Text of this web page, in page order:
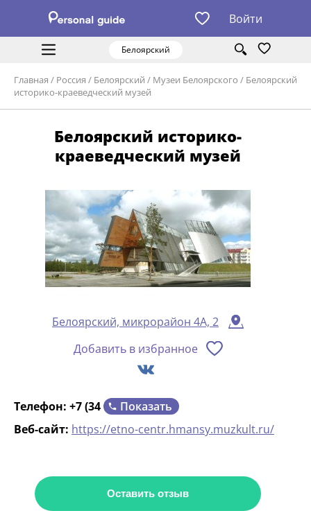
Войти
Белоярский
Главная / Россия / Белоярский / Музеи Белоярского / Белоярский
историко-краеведческий музей
Белоярский историко-
краеведческий музей
Белоярский, микрорайон 4А, 2
Добавить в избранное
Телефон: +7 (34
Показать
Веб-сайт: https://etno-centr.hmansy.muzkult.ru/
Оставить отзыв